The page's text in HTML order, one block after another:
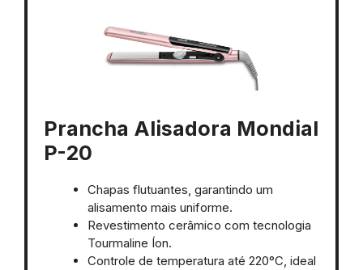
Prancha Alisadora Mondial
P-20
Chapas flutuantes, garantindo um
alisamento mais uniforme.
Revestimento cerâmico com tecnologia
Tourmaline Íon.
Controle de temperatura até 220°C, ideal